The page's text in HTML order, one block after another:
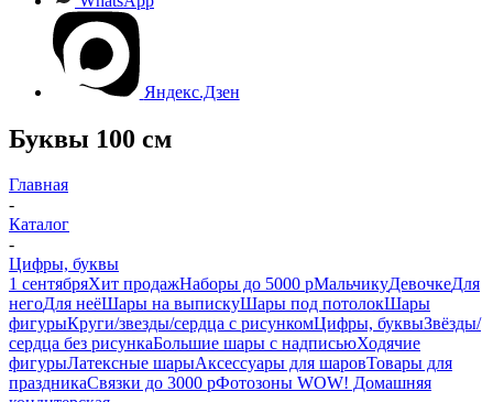
Яндекс.Дзен
Буквы 100 см
Главная
-
Каталог
-
Цифры, буквы
1 сентябряХит продажНаборы до 5000 рМальчикуДевочкеДля
негоДля неёШары на выпискуШары под потолокШары
фигурыКруги/звезды/сердца с рисункомЦифры, буквыЗвёзды/
сердца без рисункаБольшие шары с надписьюХодячие
фигурыЛатексные шарыАксессуары для шаровТовары для
праздникаСвязки до 3000 рФотозоны WOW! Домашняя